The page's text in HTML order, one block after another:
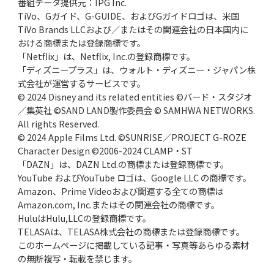
TiVo、Gガイド、G-GUIDE、およびGガイドロゴは、米国
TiVo Brands LLCおよび／またはその関連会社の日本国内に
おける商標または登録商標です。
「Netflix」は、Netflix, Inc.の登録商標です。
「ディズニープラス」は、ウォルト・ディズニー・ジャパン株
式会社が運営するサービスです。
© 2024 Disney and its related entities ©バード・スタジオ
／集英社 ©SAND LAND製作委員会 © SAMHWA NETWORKS.
All rights Reserved.
© 2024 Apple Films Ltd. ©SUNRISE／PROJECT G-ROZE
Character Design ©2006-2024 CLAMP・ST
「DAZN」は、DAZN Ltd.の商標または登録商標です。
YouTube およびYouTube ロゴは、Google LLC の商標です。
Amazon、Prime Videoおよび関連する全ての商標は
Amazon.com, Inc.またはその関連会社の商標です。
HuluはHulu,LLCの登録商標です。
TELASAは、TELASA株式会社の商標または登録商標です。
このホームページに掲載している記事・写真等あらゆる素材
の無断複写・転載を禁じます。